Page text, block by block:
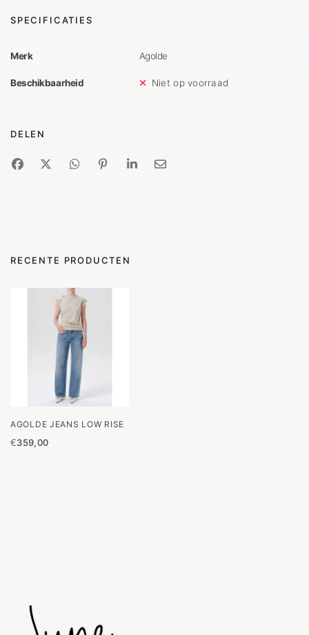
SPECIFICATIES
Merk Agolde
Beschikbaarheid Niet op voorraad
DELEN
RECENTE PRODUCTEN
AGOLDE JEANS LOW RISE
€359,00